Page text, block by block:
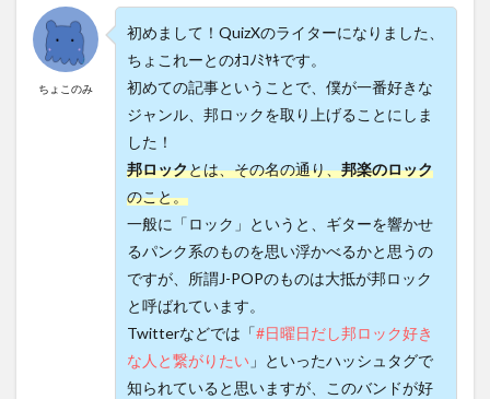
ちょこのみ
初めまして！QuizXのライターになりました、
ちょこれーとのｵｺﾉﾐﾔｷです。
初めての記事ということで、僕が一番好きな
ジャンル、邦ロックを取り上げることにしま
した！
邦ロックとは、その名の通り、邦楽のロック
のこと。
一般に「ロック」というと、ギターを響かせ
るパンク系のものを思い浮かべるかと思うの
ですが、所謂J-POPのものは大抵が邦ロック
と呼ばれています。
Twitterなどでは「#日曜日だし邦ロック好き
な人と繋がりたい 」といったハッシュタグで
知られていると思いますが、このバンドが好